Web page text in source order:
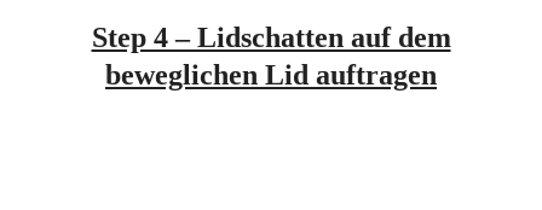
Step 4 – Lidschatten auf dem
beweglichen Lid auftragen